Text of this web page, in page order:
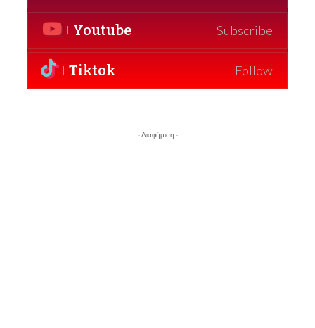
Youtube Subscribe
Tiktok Follow
- Διαφήμιση -